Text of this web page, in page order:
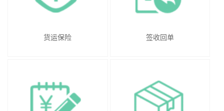
货运保险 签收回单